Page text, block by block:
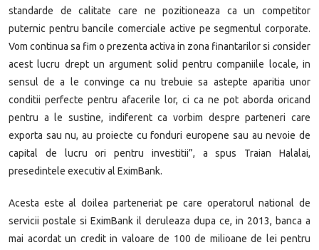
standarde de calitate care ne pozitioneaza ca un competitor
puternic pentru bancile comerciale active pe segmentul corporate.
Vom continua sa fim o prezenta activa in zona finantarilor si consider
acest lucru drept un argument solid pentru companiile locale, in
sensul de a le convinge ca nu trebuie sa astepte aparitia unor
conditii perfecte pentru afacerile lor, ci ca ne pot aborda oricand
pentru a le sustine, indiferent ca vorbim despre parteneri care
exporta sau nu, au proiecte cu fonduri europene sau au nevoie de
capital de lucru ori pentru investitii”, a spus Traian Halalai,
presedintele executiv al EximBank.
Acesta este al doilea parteneriat pe care operatorul national de
servicii postale si EximBank il deruleaza dupa ce, in 2013, banca a
mai acordat un credit in valoare de 100 de milioane de lei pentru